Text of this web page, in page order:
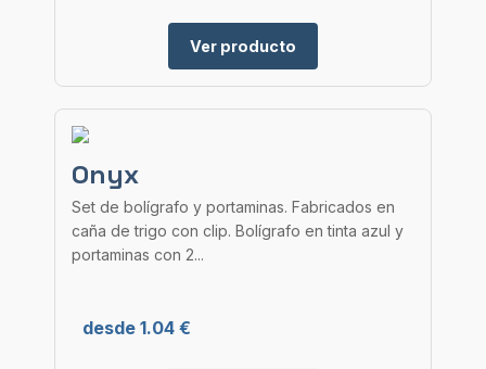
Ver producto
Onyx
Set de bolígrafo y portaminas. Fabricados en
caña de trigo con clip. Bolígrafo en tinta azul y
portaminas con 2...
desde 1.04 €